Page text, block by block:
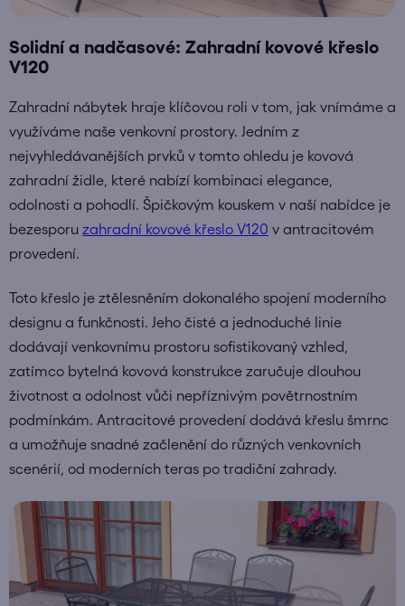
Solidní a nadčasové: Zahradní kovové křeslo
V120
Zahradní nábytek hraje klíčovou roli v tom, jak vnímáme a
využíváme naše venkovní prostory. Jedním z
nejvyhledávanějších prvků v tomto ohledu je kovová
zahradní židle, které nabízí kombinaci elegance,
odolnosti a pohodlí. Špičkovým kouskem v naší nabídce je
bezesporu zahradní kovové křeslo V120 v antracitovém
provedení.
Toto křeslo je ztělesněním dokonalého spojení moderního
designu a funkčnosti. Jeho čisté a jednoduché linie
dodávají venkovnímu prostoru sofistikovaný vzhled,
zatímco bytelná kovová konstrukce zaručuje dlouhou
životnost a odolnost vůči nepříznivým povětrnostním
podmínkám. Antracitové provedení dodává křeslu šmrnc
a umožňuje snadné začlenění do různých venkovních
scenérií, od moderních teras po tradiční zahrady.